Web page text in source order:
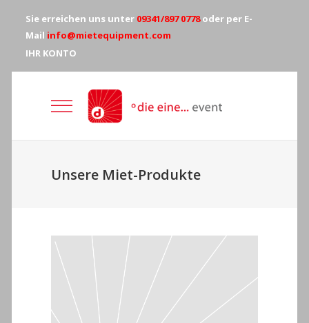
Sie erreichen uns unter 09341/897 0778oder per E-
Mail info@mietequipment.com
IHR KONTO
Unsere Miet-Produkte